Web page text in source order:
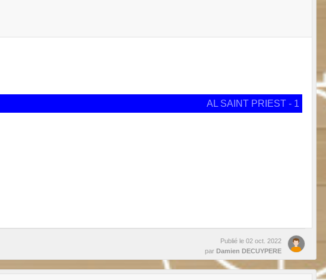
AL SAINT PRIEST - 1
Publié le 02 oct. 2022
par Damien DECUYPERE